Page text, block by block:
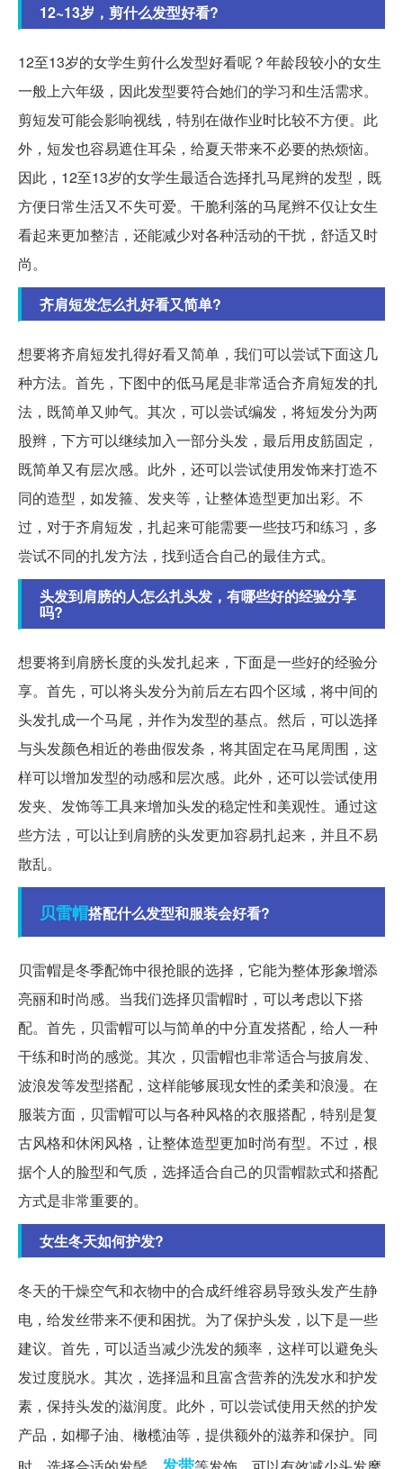
12~13岁，剪什么发型好看?
12至13岁的女学生剪什么发型好看呢？年龄段较小的女生
一般上六年级，因此发型要符合她们的学习和生活需求。
剪短发可能会影响视线，特别在做作业时比较不方便。此
外，短发也容易遮住耳朵，给夏天带来不必要的热烦恼。
因此，12至13岁的女学生最适合选择扎马尾辫的发型，既
方便日常生活又不失可爱。干脆利落的马尾辫不仅让女生
看起来更加整洁，还能减少对各种活动的干扰，舒适又时
尚。
齐肩短发怎么扎好看又简单?
想要将齐肩短发扎得好看又简单，我们可以尝试下面这几
种方法。首先，下图中的低马尾是非常适合齐肩短发的扎
法，既简单又帅气。其次，可以尝试编发，将短发分为两
股辫，下方可以继续加入一部分头发，最后用皮筋固定，
既简单又有层次感。此外，还可以尝试使用发饰来打造不
同的造型，如发箍、发夹等，让整体造型更加出彩。不
过，对于齐肩短发，扎起来可能需要一些技巧和练习，多
尝试不同的扎发方法，找到适合自己的最佳方式。
头发到肩膀的人怎么扎头发，有哪些好的经验分享
吗?
想要将到肩膀长度的头发扎起来，下面是一些好的经验分
享。首先，可以将头发分为前后左右四个区域，将中间的
头发扎成一个马尾，并作为发型的基点。然后，可以选择
与头发颜色相近的卷曲假发条，将其固定在马尾周围，这
样可以增加发型的动感和层次感。此外，还可以尝试使用
发夹、发饰等工具来增加头发的稳定性和美观性。通过这
些方法，可以让到肩膀的头发更加容易扎起来，并且不易
散乱。
贝雷帽搭配什么发型和服装会好看?
贝雷帽是冬季配饰中很抢眼的选择，它能为整体形象增添
亮丽和时尚感。当我们选择贝雷帽时，可以考虑以下搭
配。首先，贝雷帽可以与简单的中分直发搭配，给人一种
干练和时尚的感觉。其次，贝雷帽也非常适合与披肩发、
波浪发等发型搭配，这样能够展现女性的柔美和浪漫。在
服装方面，贝雷帽可以与各种风格的衣服搭配，特别是复
古风格和休闲风格，让整体造型更加时尚有型。不过，根
据个人的脸型和气质，选择适合自己的贝雷帽款式和搭配
方式是非常重要的。
女生冬天如何护发?
冬天的干燥空气和衣物中的合成纤维容易导致头发产生静
电，给发丝带来不便和困扰。为了保护头发，以下是一些
建议。首先，可以适当减少洗发的频率，这样可以避免头
发过度脱水。其次，选择温和且富含营养的洗发水和护发
素，保持头发的滋润度。此外，可以尝试使用天然的护发
产品，如椰子油、橄榄油等，提供额外的滋养和保护。同